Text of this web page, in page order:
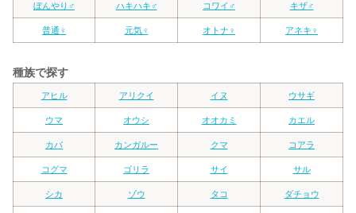
ぼんやり♂ ハキハキ♂ コワイ♂ キザ♂
普通♀ 元気♀ オトナ♀ アネキ♀
種族で探す
アヒル アリクイ イヌ ウサギ
ウマ オウシ オオカミ カエル
カバ カンガルー クマ コアラ
コグマ ゴリラ サイ サル
シカ ゾウ タコ ダチョウ